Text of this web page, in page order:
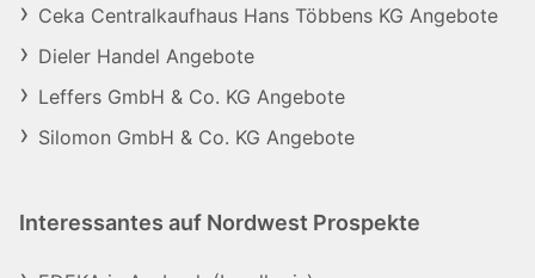
Ceka Centralkaufhaus Hans Többens KG Angebote
Dieler Handel Angebote
Leffers GmbH & Co. KG Angebote
Silomon GmbH & Co. KG Angebote
Interessantes auf Nordwest Prospekte